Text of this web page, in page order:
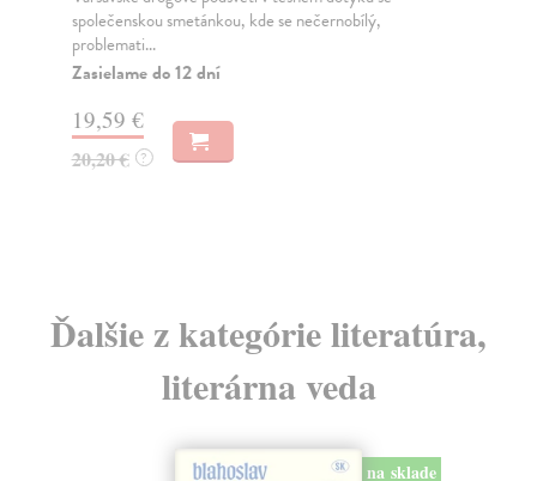
společenskou smetánkou, kde se nečernobílý,
problemati...
Zasielame do 12 dní
19,59 €
20,20 € ?
Ďalšie z kategórie literatúra,
literárna veda
na sklade